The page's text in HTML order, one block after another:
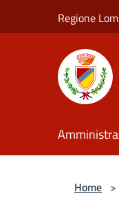
Regione
Home >